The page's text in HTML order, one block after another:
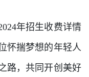
年招生收费详情
怀揣梦想的年轻人
路，共同开创美好